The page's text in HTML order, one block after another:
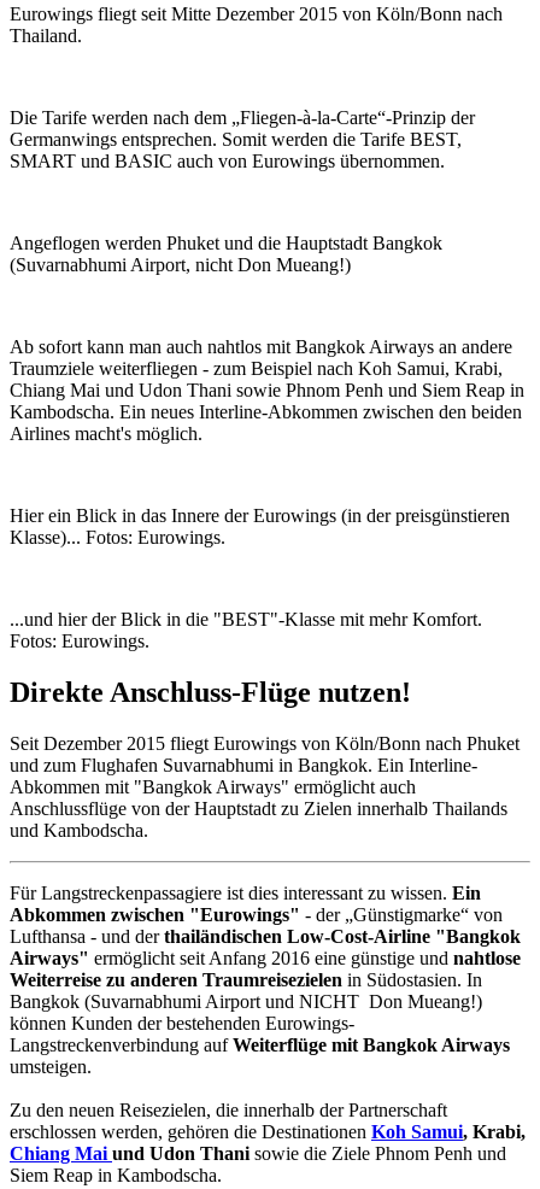
Eurowings fliegt seit Mitte Dezember 2015 von Köln/Bonn nach
Thailand.
Die Tarife werden nach dem „Fliegen-à-la-Carte“-Prinzip der
Germanwings entsprechen. Somit werden die Tarife BEST,
SMART und BASIC auch von Eurowings übernommen.
Angeflogen werden Phuket und die Hauptstadt Bangkok
(Suvarnabhumi Airport, nicht Don Mueang!)
Ab sofort kann man auch nahtlos mit Bangkok Airways an andere
Traumziele weiterfliegen - zum Beispiel nach Koh Samui, Krabi,
Chiang Mai und Udon Thani sowie Phnom Penh und Siem Reap in
Kambodscha. Ein neues Interline-Abkommen zwischen den beiden
Airlines macht's möglich.
Hier ein Blick in das Innere der Eurowings (in der preisgünstieren
Klasse)... Fotos: Eurowings.
...und hier der Blick in die "BEST"-Klasse mit mehr Komfort.
Fotos: Eurowings.
Direkte Anschluss-Flüge nutzen!
Seit Dezember 2015 fliegt Eurowings von Köln/Bonn nach Phuket
und zum Flughafen Suvarnabhumi in Bangkok. Ein Interline-
Abkommen mit "Bangkok Airways" ermöglicht auch
Anschlussflüge von der Hauptstadt zu Zielen innerhalb Thailands
und Kambodscha.
Für Langstreckenpassagiere ist dies interessant zu wissen. Ein
Abkommen zwischen "Eurowings" - der „Günstigmarke“ von
Lufthansa - und derthailändischen Low-Cost-Airline "Bangkok
Airways" ermöglicht seit Anfang 2016 eine günstige und nahtlose
Weiterreise zu anderen Traumreisezielen in Südostasien. In
Bangkok (Suvarnabhumi Airport und NICHT Don Mueang!)
können Kunden der bestehenden Eurowings-
Langstreckenverbindung aufWeiterflüge mit Bangkok Airways
umsteigen.
Zu den neuen Reisezielen, die innerhalb der Partnerschaft
erschlossen werden, gehören die Destinationen Koh Samui, Krabi,
Chiang Mai und Udon Thani sowie die Ziele Phnom Penh und
Siem Reap in Kambodscha.